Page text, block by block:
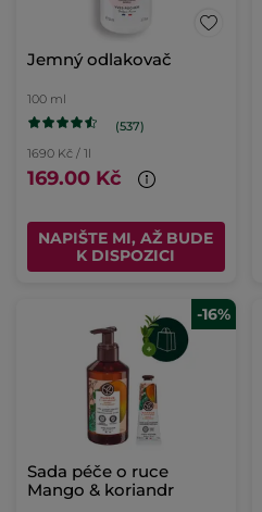
Jemný odlakovač
100 ml
(537)
1690 Kč / 1l
169.00 Kč
NAPIŠTE MI, AŽ BUDE
K DISPOZICI
-16%
Sada péče o ruce
Mango & koriandr